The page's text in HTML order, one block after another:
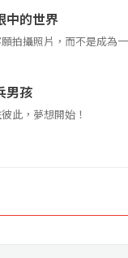
中的世界
拍攝照片，而不是成為
男孩
此，夢想開始！